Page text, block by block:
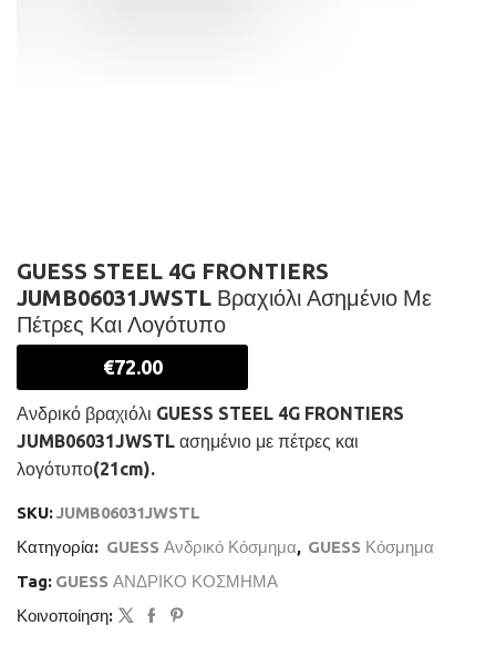
GUESS STEEL 4G FRONTIERS
JUMB06031JWSTL Βραχιόλι Ασημένιο Με
Πέτρες Και Λογότυπο
€72.00
Ανδρικό βραχιόλι GUESS STEEL 4G FRONTIERS
JUMB06031JWSTL ασημένιο με πέτρες και
λογότυπο(21cm).
SKU:JUMB06031JWSTL
Κατηγορία: GUESS Ανδρικό Κόσμημα, GUESS Κόσμημα
Tag: GUESS ΑΝΔΡΙΚΟ ΚΟΣΜΗΜΑ
Κοινοποίηση: